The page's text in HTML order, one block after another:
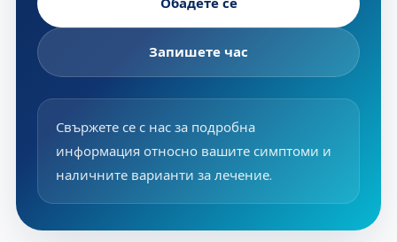
Запишете час
Свържете се с нас за подробна
информация относно вашите симптоми и
наличните варианти за лечение.